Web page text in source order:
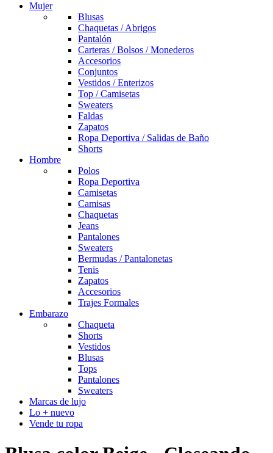
Mujer
Blusas
Chaquetas / Abrigos
Pantalón
Carteras / Bolsos / Monederos
Accesorios
Conjuntos
Vestidos / Enterizos
Top / Camisetas
Sweaters
Faldas
Zapatos
Ropa Deportiva / Salidas de Baño
Shorts
Hombre
Polos
Ropa Deportiva
Camisetas
Camisas
Chaquetas
Jeans
Pantalones
Sweaters
Bermudas / Pantalonetas
Tenis
Zapatos
Accesorios
Trajes Formales
Embarazo
Chaqueta
Shorts
Vestidos
Blusas
Tops
Pantalones
Sweaters
Marcas de lujo
Lo + nuevo
Vende tu ropa